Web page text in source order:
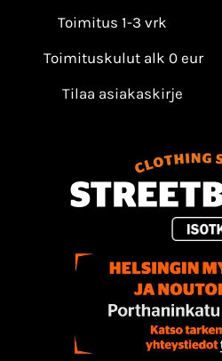
Toimitus 1-3 vrk
Toimituskulut alk 0 eur
Tilaa asiakaskirje